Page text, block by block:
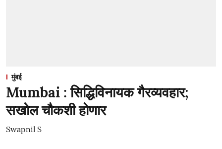
मुंबई
Mumbai : सिद्धिविनायक गैरव्यवहार;
सखोल चौकशी होणार
Swapnil S